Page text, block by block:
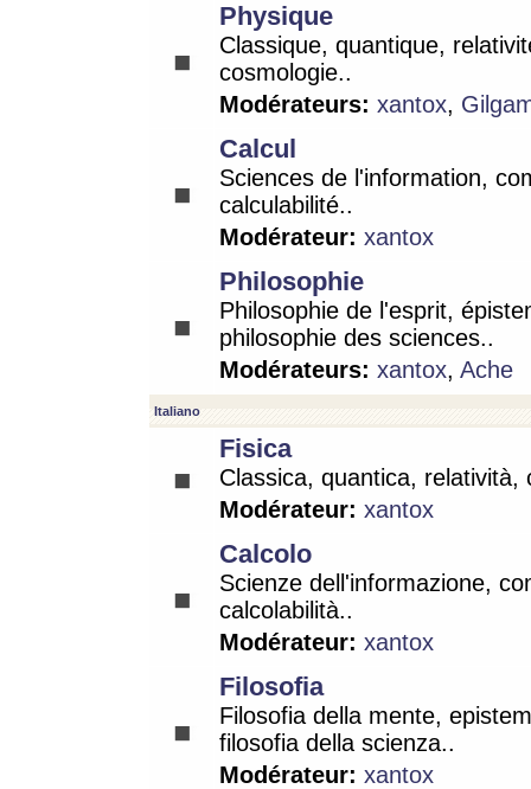
Physique
Classique, quantique,
cosmologie..
Modérateurs: xantox,
Calcul
Sciences de l'information,
calculabilité..
Modérateur: xantox
Philosophie
Philosophie de l'esprit,
philosophie des sciences..
Modérateurs: xantox, Ache
Italiano
Fisica
Classica, quantica, relatività,
Modérateur: xantox
Calcolo
Scienze dell'informazione,
calcolabilità..
Modérateur: xantox
Filosofia
Filosofia della mente,
filosofia della scienza..
Modérateur: xantox